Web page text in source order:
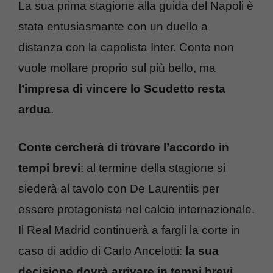
La sua prima stagione alla guida del Napoli è
stata entusiasmante con un duello a
distanza con la capolista Inter. Conte non
vuole mollare proprio sul più bello, ma
l’impresa di vincere lo Scudetto resta
ardua.
Conte cercherà di trovare l’accordo in
tempi brevi: al termine della stagione si
siederà al tavolo con De Laurentiis per
essere protagonista nel calcio internazionale.
Il Real Madrid continuerà a fargli la corte in
caso di addio di Carlo Ancelotti: la sua